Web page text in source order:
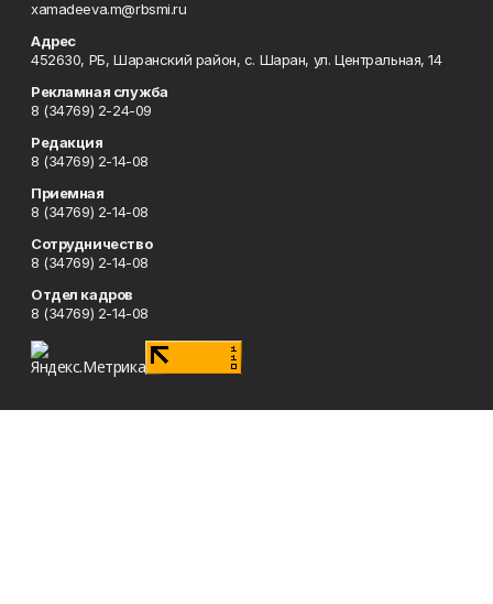
xamadeeva.m@rbsmi.ru
Адрес
452630, РБ, Шаранский район, с. Шаран, ул. Центральная, 14
Рекламная служба
8 (34769) 2-24-09
Редакция
8 (34769) 2-14-08
Приемная
8 (34769) 2-14-08
Сотрудничество
8 (34769) 2-14-08
Отдел кадров
8 (34769) 2-14-08